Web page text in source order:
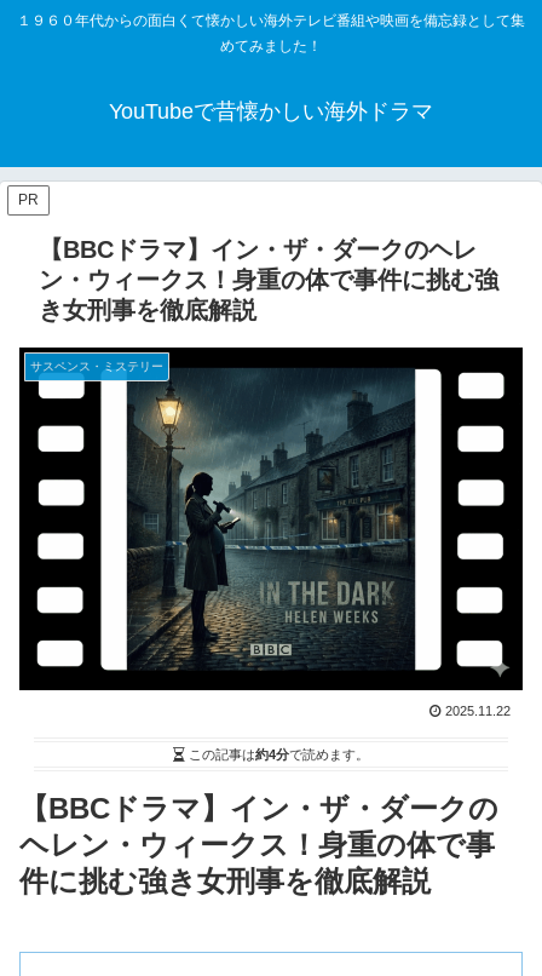
１９６０年代からの面白くて懐かしい海外テレビ番組や映画を備忘録として集
めてみました！
YouTubeで昔懐かしい海外ドラマ
PR
【BBCドラマ】イン・ザ・ダークのヘレ
ン・ウィークス！身重の体で事件に挑む強
き女刑事を徹底解説
サスペンス・ミステリー
2025.11.22
この記事は約4分で読めます。
【BBCドラマ】イン・ザ・ダークの
ヘレン・ウィークス！身重の体で事
件に挑む強き女刑事を徹底解説